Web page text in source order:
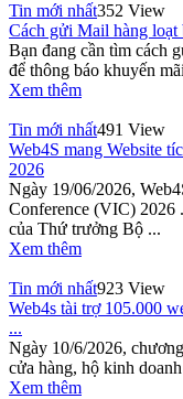
Tin mới nhất352 View
Cách gửi Mail hàng loạt
Bạn đang cần tìm cách
để thông báo khuyến
Xem thêm
Tin mới nhất491 View
Web4S mang Website
2026
Ngày 19/06/2026,
Conference (VIC) 2026
của Thứ trưởng Bộ ...
Xem thêm
Tin mới nhất923 View
Web4s tài trợ 105.000
...
Ngày 10/6/2026,
cửa hàng, hộ kinh
Xem thêm